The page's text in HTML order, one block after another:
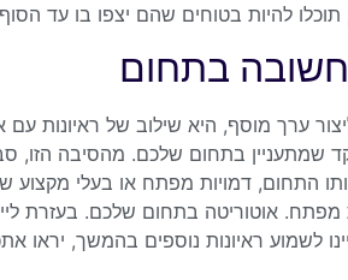
תוכלו להיות בטוחים שהם יצפו בו עד
חשובה בתחום
ערך מוסף, היא שילוב של ראיונות
בתחום שלכם. מהסיבה הזו, סביר
התחום, דמויות מפתח או בעלי
אוטוריטה בתחום שלכם. בעזרת
לשמוע ראיונות נוספים בהמשך,